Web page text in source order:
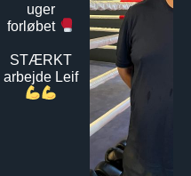
uger
forløbet
STÆRKT
arbejde Leif